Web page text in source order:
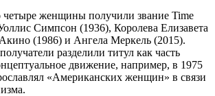
четыре женщины получили звание Time
Симпсон (1936), Королева Елизавета
(1986) и Ангела Меркель (2015).
разделили титул как часть
движение, например, в 1975
«Американских женщин» в связи